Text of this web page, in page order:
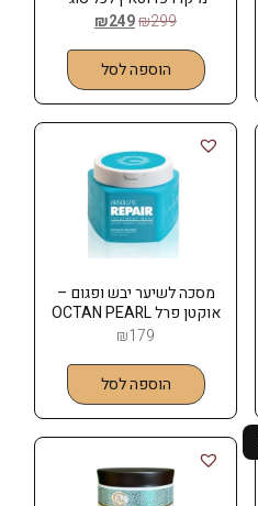
השיער 130 מל PH₪299
₪249
הוספה לסל
מסכה לשיער יבש ופגום –
אוקטן פרל OCTAN PEARL
₪179
הוספה לסל